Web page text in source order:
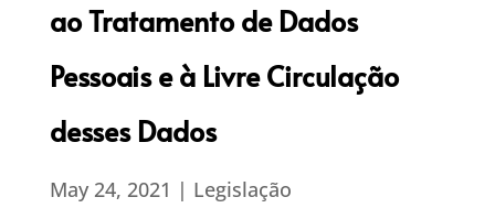
ao Tratamento de Dados
Pessoais e à Livre Circulação
desses Dados
May 24, 2021 | Legislação